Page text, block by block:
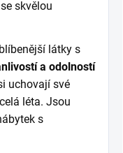
skvělou
látky s
a odolností
uchovají své
léta. Jsou
s